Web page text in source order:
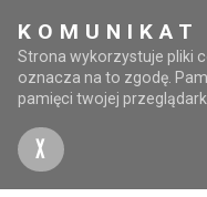
KOMUNIKAT
Strona wykorzystuje pliki
oznacza na to zgodę.
pamięci twojej
X